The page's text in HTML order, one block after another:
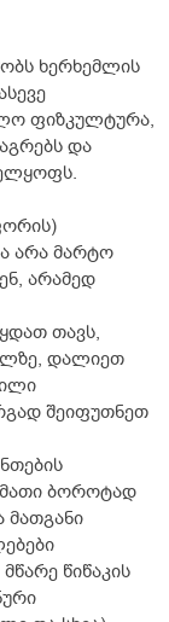
ხერხემლის
ფიზკულტურა,
და
არა მარტო
არამედ
თავს,
დალიეთ
შეიფუთნეთ
ბოროტად
მათგანი
წიწაკის